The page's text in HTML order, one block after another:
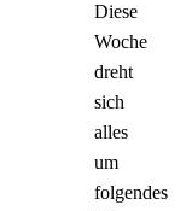
Diese
Woche
dreht
sich
alles
um
folgendes